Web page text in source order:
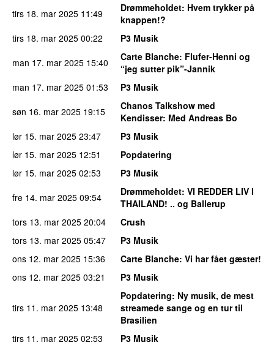
tirs 18. mar 2025 11:49 Drømmeholdet: Hvem trykker på
knappen!?
tirs 18. mar 2025 00:22
P3 Musik
man 17. mar 2025 15:40 Carte Blanche: Flufer-Henni og
“jeg sutter pik”-Jannik
man 17. mar 2025 01:53
P3 Musik
søn 16. mar 2025 19:15
Chanos Talkshow med
Kendisser: Med Andreas Bo
lør 15. mar 2025 23:47
P3 Musik
lør 15. mar 2025 12:51
Popdatering
lør 15. mar 2025 02:53
P3 Musik
fre 14. mar 2025 09:54 Drømmeholdet: VI REDDER LIV I
THAILAND! .. og Ballerup
tors 13. mar 2025 20:04
Crush
tors 13. mar 2025 05:47
P3 Musik
ons 12. mar 2025 15:36 Carte Blanche: Vi har fået gæster!
ons 12. mar 2025 03:21 P3 Musik
tirs 11. mar 2025 13:48
Popdatering: Ny musik, de mest
streamede sange og en tur til
Brasilien
tirs 11. mar 2025 02:53
P3 Musik